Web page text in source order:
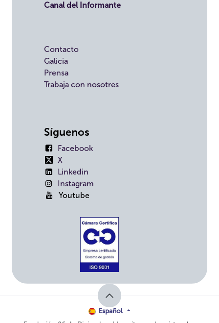
Canal del Informante
Contacto
Galicia
Prensa
Trabaja con nosotres
Síguenos
Facebook
X
Linkedin
Instagram
Youtube
Español